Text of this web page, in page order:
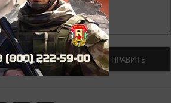
Авторизоваться ОТПРАВИТЬ